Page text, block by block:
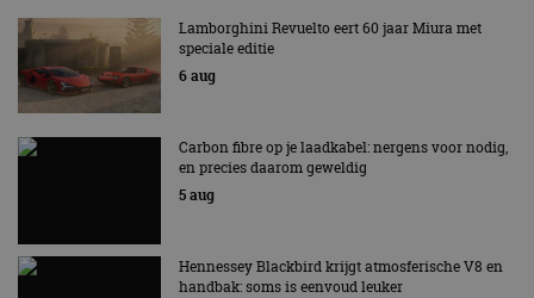
Lamborghini Revuelto eert 60 jaar Miura met
speciale editie
6 aug
Carbon fibre op je laadkabel: nergens voor nodig,
en precies daarom geweldig
5 aug
Hennessey Blackbird krijgt atmosferische V8 en
handbak: soms is eenvoud leuker